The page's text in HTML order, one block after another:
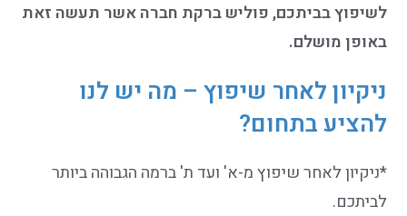
לשיפוץ בביתכם, פוליש ברקת חברה אשר תעשה זאת
באופן מושלם.
ניקיון לאחר שיפוץ – מה יש לנו
להציע בתחום?
*ניקיון לאחר שיפוץ מ-א' ועד ת' ברמה הגבוהה ביותר
לביתכם.